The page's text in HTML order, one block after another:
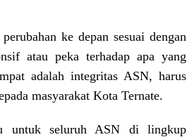
ke depan sesuai dengan
atau peka terhadap apa yang
adalah integritas ASN, harus
masyarakat Kota Ternate.
untuk seluruh ASN di lingkup